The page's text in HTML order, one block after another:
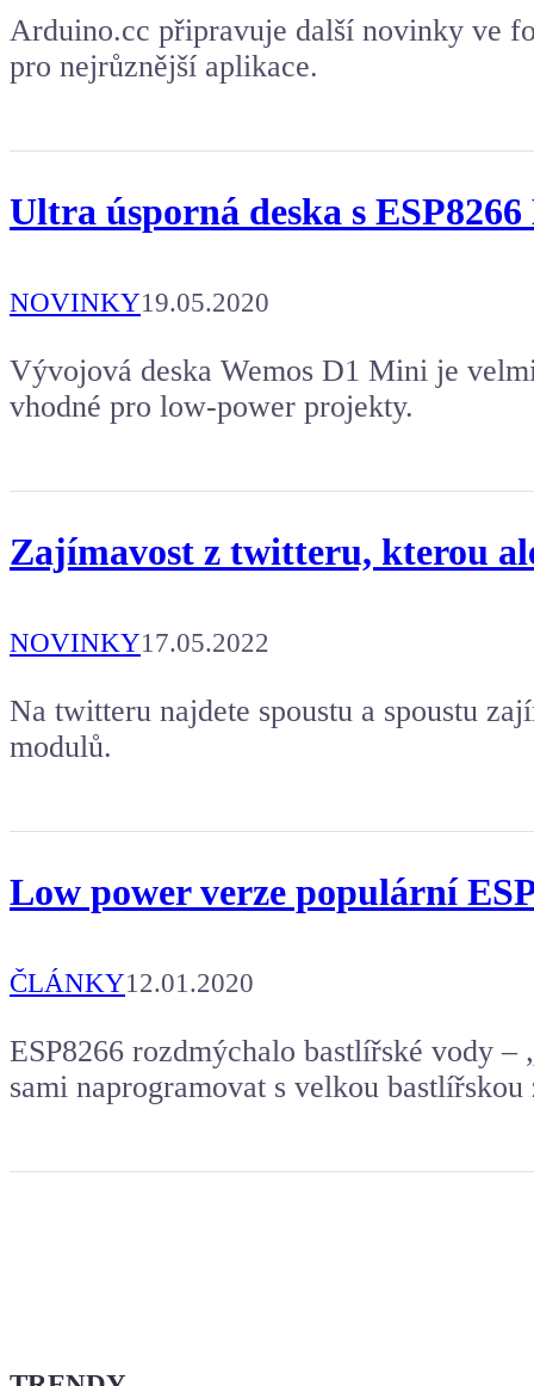
Arduino.cc připravuje další novinky ve
pro nejrůznější aplikace.
Ultra úsporná deska s
NOVINKY19.05.2020
Vývojová deska Wemos D1 Mini je
vhodné pro low-power projekty.
Zajímavost z twitteru, kterou
NOVINKY17.05.2022
Na twitteru najdete spoustu a spoustu
modulů.
Low power verze populární
ČLÁNKY12.01.2020
ESP8266 rozdmýchalo bastlířské vody
sami naprogramovat s velkou bastlířskou